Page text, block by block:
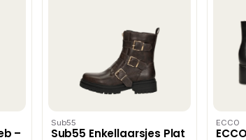
–
Sub55
Sub55 Enkellaarsjes Plat
ECCO